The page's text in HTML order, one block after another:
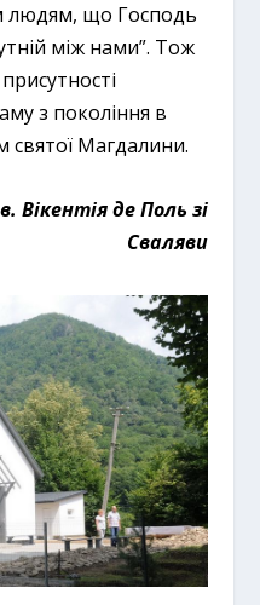
людям, що Господь
між нами”. Тож
з покоління в
святої Магдалини.
Вікентія де Поль зі
Сваляви